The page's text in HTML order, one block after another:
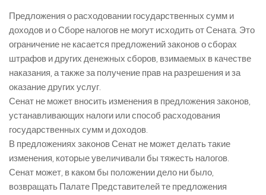
Предложения о расходовании государственных сумм и
доходов и о Сборе налогов не могут исходить от Сената. Это
ограничение не касается предложений законов о сборах
штрафов и других денежных сборов, взимаемых в качестве
наказания, а также за получение прав на разрешения и за
оказание других услуг.
Сенат не может вносить изменения в предложения законов,
устанавливающих налоги или способ расходования
государственных сумм и доходов.
В предложениях законов Сенат не может делать такие
изменения, которые увеличивали бы тяжесть налогов.
Сенат может, в каком бы положении дело ни было,
возвращать Палате Представителей те предложения